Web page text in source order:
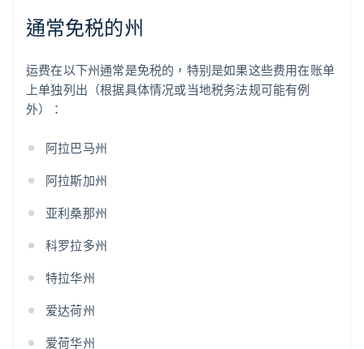
通常免税的州
运费在以下州通常是免税的，特别是如果这些费用在账单
上单独列出（根据具体情况或当地税务法规可能有例
外）：
阿拉巴马州
阿拉斯加州
亚利桑那州
科罗拉多州
特拉华州
爱达荷州
爱荷华州